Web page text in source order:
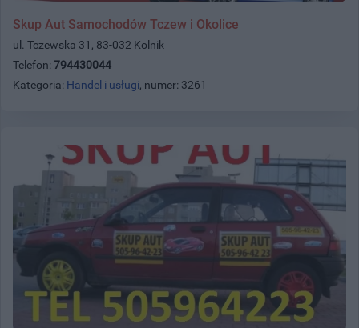
Skup Aut Samochodów Tczew i Okolice
ul. Tczewska 31, 83-032 Kolnik
Telefon: 794430044
Kategoria: Handel i usługi, numer: 3261